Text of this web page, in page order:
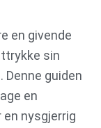
en givende
sin
guiden
en
en nysgjerrig